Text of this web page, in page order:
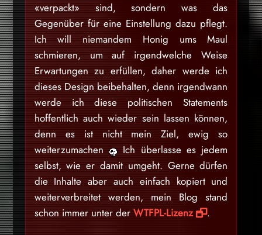
«verpackt» sind, sondern was das
Gegenüber für eine Einstellung dazu pflegt.
Ich will niemandem Honig ums Maul
schmieren, um auf irgendwelche Weise
Erwartungen zu erfüllen, daher werde ich
dieses Design beibehalten, denn irgendwann
werde ich diese politischen Statements
hoffentlich auch wieder sein lassen können,
denn es ist nicht mein Ziel, ewig so
weiterzumachen
Ich überlasse es jedem
selbst, wie er damit umgeht. Gerne dürfen
die Inhalte aber auch einfach kopiert und
weiterverbreitet werden, mein Blog stand
schon immer unter der WTFPL-Lizenz .